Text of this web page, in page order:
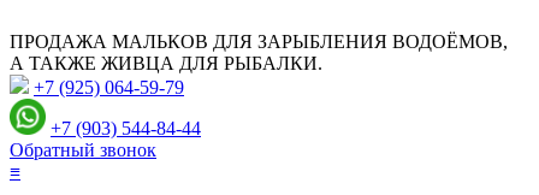
ПРОДАЖА МАЛЬКОВ ДЛЯ ЗАРЫБЛЕНИЯ ВОДОЁМОВ,
А ТАКЖЕ ЖИВЦА ДЛЯ РЫБАЛКИ.
+7 (925) 064-59-79
+7 (903) 544-84-44
Обратный звонок
≡